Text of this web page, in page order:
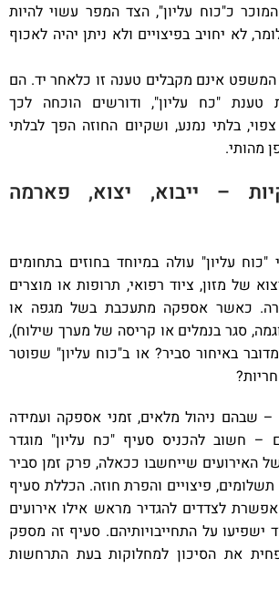
כ"כוח עליון", הצד המפר עשוי להיות
לא יחויב בפיצויים ולא ניתן יהיה לאכוף
אינם מקבלים טענה זו כלאחר יד. הם
טענת "כח עליון", ודורשים הוכחה לכך
בלתי נמנע, ושקיום החוזה הפך לבלתי
מהותי.
– ייבוא, יצוא, פארמה
עליון" עולה במיוחד בחוזים בתחומים
של מזון, ציוד רפואי, תרופות או מוצרים
כאשר אספקה מתעכבת בשל מגפה או
סגר בנמלים או קריסה של מערך שילוח),
באיחור סביר? או ב"כוח עליון" שפוטר
– שבהם ניהול מלאים, זמני אספקה ועמידה
– חשוב להכניס סעיף "כח עליון" מוגדר
של האירועים שייחשבו ככאלה, פרק זמן סביר
פיצויים והפרת חוזה. הכללת סעיף
לצדדים להגדיר מראש אילו אירועים
ישפיעו על התחייבויותיהם. סעיף זה מספק
את הסיכון למחלוקות בעת התרחשות